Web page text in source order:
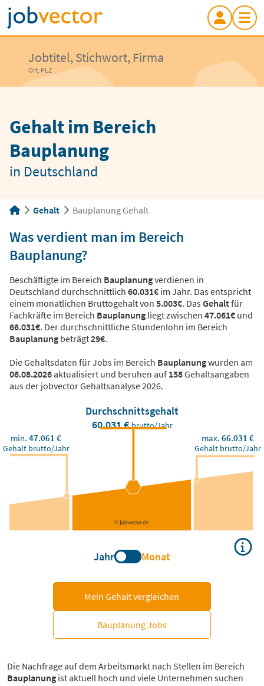
Jobtitel, Stichwort, Firma
Ort, PLZ
Gehalt im Bereich
Bauplanung
in Deutschland
Gehalt Bauplanung Gehalt
Was verdient man im Bereich
Bauplanung?
Beschäftigte im Bereich Bauplanungverdienen in
Deutschland durchschnittlich 60.031€ im Jahr. Das entspricht
einem monatlichen Bruttogehalt von 5.003€. DasGehaltfür
Fachkräfte im Bereich Bauplanung liegt zwischen 47.061€ und
66.031€. Der durchschnittliche Stundenlohn im Bereich
Bauplanung beträgt29€.
Die Gehaltsdaten für Jobs im Bereich Bauplanungwurden am
06.08.2026aktualisiert und beruhen auf 158Gehaltsangaben
aus der jobvector Gehaltsanalyse 2026.
Durchschnittsgehalt
60.031 €brutto/Jahr
min.47.061 €
Gehalt brutto/Jahr
max.66.031 €
Gehalt brutto/Jahr
Jahr Monat
Mein Gehalt vergleichen
Bauplanung Jobs
Die Nachfrage auf dem Arbeitsmarkt nach Stellen im Bereich
Bauplanung ist aktuell hoch und viele Unternehmen suchen